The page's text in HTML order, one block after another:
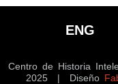
ENG
Centro de Historia
2025 | Diseño